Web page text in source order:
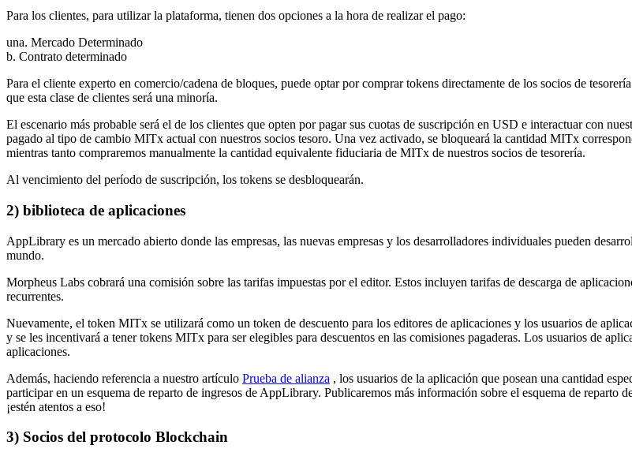
Para los clientes, para utilizar la plataforma, tienen dos opciones a la hora de realizar el pago:
una. Mercado Determinado
b. Contrato determinado
Para el cliente experto en comercio/cadena de bloques, puede optar por comprar tokens directamente de los socios de
que esta clase de clientes será una minoría.
El escenario más probable será el de los clientes que opten por pagar sus cuotas de suscripción en USD e interactuar con
pagado al tipo de cambio MITx actual con nuestros socios tesoro. Una vez activado, se bloqueará la cantidad MITx
mientras tanto compraremos manualmente la cantidad equivalente fiduciaria de MITx de nuestros socios de tesorería.
Al vencimiento del período de suscripción, los tokens se desbloquearán.
2) biblioteca de aplicaciones
AppLibrary es un mercado abierto donde las empresas, las nuevas empresas y los desarrolladores individuales pueden
mundo.
Morpheus Labs cobrará una comisión sobre las tarifas impuestas por el editor. Estos incluyen tarifas de descarga de
recurrentes.
Nuevamente, el token MITx se utilizará como un token de descuento para los editores de aplicaciones y los usuarios de
y se les incentivará a tener tokens MITx para ser elegibles para descuentos en las comisiones pagaderas. Los usuarios de
aplicaciones.
Además, haciendo referencia a nuestro artículo Prueba de alianza , los usuarios de la aplicación que posean una cantidad
participar en un esquema de reparto de ingresos de AppLibrary. Publicaremos más información sobre el esquema de reparto
¡estén atentos a eso!
3) Socios del protocolo Blockchain